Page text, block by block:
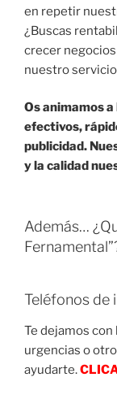
en repetir
¿Buscas
crecer
nuestro
Os animamos
efectivos,
publicidad.
y la calidad
Además…
Teléfonos de
Te dejamos
urgencias o
ayudarte.